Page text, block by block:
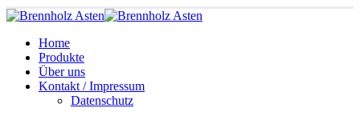
Home
Produkte
Über uns
Kontakt / Impressum
Datenschutz